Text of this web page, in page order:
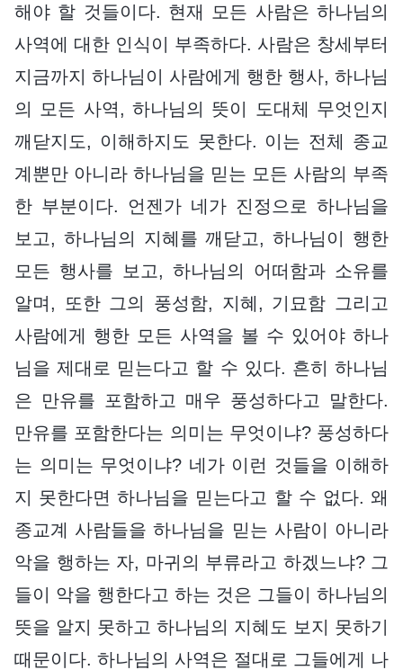
해야 할 것들이다. 현재 모든 사람은 하나님의
사역에 대한 인식이 부족하다. 사람은 창세부터
지금까지 하나님이 사람에게 행한 행사, 하나님
의 모든 사역, 하나님의 뜻이 도대체 무엇인지
깨닫지도, 이해하지도 못한다. 이는 전체 종교
계뿐만 아니라 하나님을 믿는 모든 사람의 부족
한 부분이다. 언젠가 네가 진정으로 하나님을
보고, 하나님의 지혜를 깨닫고, 하나님이 행한
모든 행사를 보고, 하나님의 어떠함과 소유를
알며, 또한 그의 풍성함, 지혜, 기묘함 그리고
사람에게 행한 모든 사역을 볼 수 있어야 하나
님을 제대로 믿는다고 할 수 있다. 흔히 하나님
은 만유를 포함하고 매우 풍성하다고 말한다.
만유를 포함한다는 의미는 무엇이냐? 풍성하다
는 의미는 무엇이냐? 네가 이런 것들을 이해하
지 못한다면 하나님을 믿는다고 할 수 없다. 왜
종교계 사람들을 하나님을 믿는 사람이 아니라
악을 행하는 자, 마귀의 부류라고 하겠느냐? 그
들이 악을 행한다고 하는 것은 그들이 하나님의
뜻을 알지 못하고 하나님의 지혜도 보지 못하기
때문이다. 하나님의 사역은 절대로 그들에게 나